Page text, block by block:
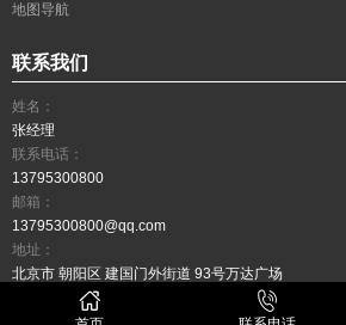
地图导航
联系我们
姓名：
张经理
联系电话：
13795300800
邮箱：
13795300800@qq.com
地址：
北京市 朝阳区 建国门外街道 93号万达广场
COPYRIGHT (©) 2018 - 2026 北京